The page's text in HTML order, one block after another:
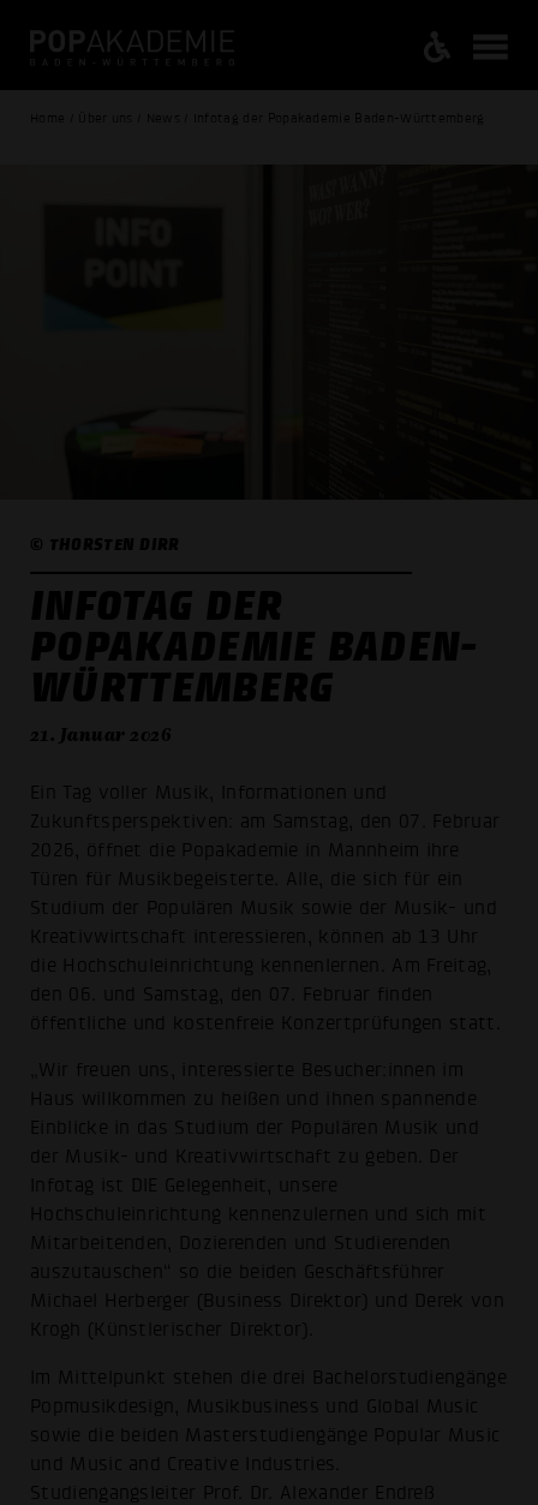
Home / Über uns / News / Infotag der Popakademie Baden-Württemberg
© THORSTEN DIRR
INFOTAG DER
POPAKADEMIE BADEN-
WÜRTTEMBERG
21. Januar 2026
Ein Tag voller Musik, Informationen und
Zukunftsperspektiven: am Samstag, den 07. Februar
2026, öffnet die Popakademie in Mannheim ihre
Türen für Musikbegeisterte. Alle, die sich für ein
Studium der Populären Musik sowie der Musik- und
Kreativwirtschaft interessieren, können ab 13 Uhr
die Hochschuleinrichtung kennenlernen. Am Freitag,
den 06. und Samstag, den 07. Februar finden
öffentliche und kostenfreie Konzertprüfungen statt.
„Wir freuen uns, interessierte Besucher:innen im
Haus willkommen zu heißen und ihnen spannende
Einblicke in das Studium der Populären Musik und
der Musik- und Kreativwirtschaft zu geben. Der
Infotag ist DIE Gelegenheit, unsere
Hochschuleinrichtung kennenzulernen und sich mit
Mitarbeitenden, Dozierenden und Studierenden
auszutauschen“ so die beiden Geschäftsführer
Michael Herberger (Business Direktor) und Derek von
Krogh (Künstlerischer Direktor).
Im Mittelpunkt stehen die drei Bachelorstudiengänge
Popmusikdesign, Musikbusiness und Global Music
sowie die beiden Masterstudiengänge Popular Music
und Music and Creative Industries.
Studiengangsleiter Prof. Dr. Alexander Endreß